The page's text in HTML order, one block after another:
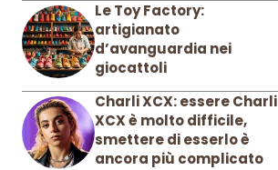
Le Toy Factory:
artigianato
d’avanguardia nei
giocattoli
Charli XCX: essere Charli
XCX è molto difficile,
smettere di esserlo è
ancora più complicato